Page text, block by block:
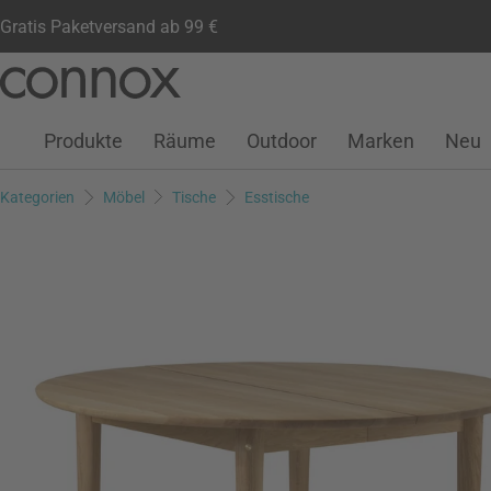
Gratis Paketversand ab 99 €
Seiteninhalt
Suchfeld
Kundenkonto
Wunschliste
Warenkorb
Produkte Räume Outdoor Marken Neu
Kategorien Möbel Tische Esstische